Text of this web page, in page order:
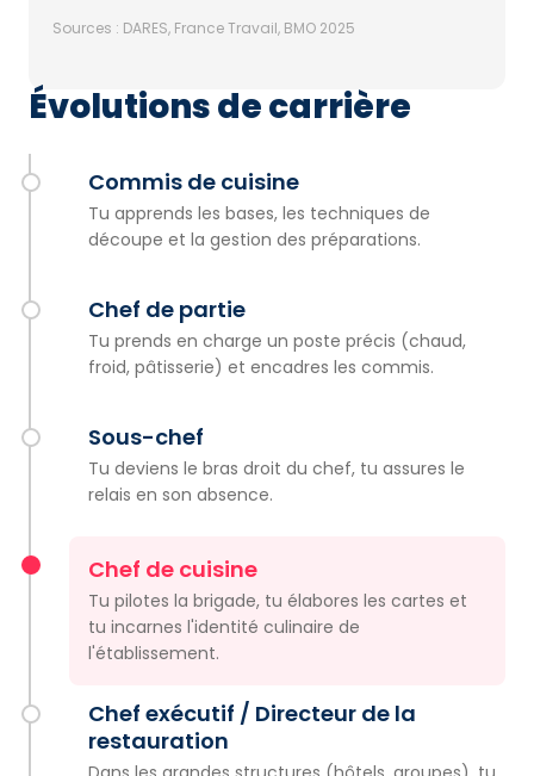
Sources : DARES, France Travail, BMO 2025
Évolutions de carrière
Commis de cuisine
Tu apprends les bases, les techniques de
découpe et la gestion des préparations.
Chef de partie
Tu prends en charge un poste précis (chaud,
froid, pâtisserie) et encadres les commis.
Sous-chef
Tu deviens le bras droit du chef, tu assures le
relais en son absence.
Chef de cuisine
Tu pilotes la brigade, tu élabores les cartes et
tu incarnes l'identité culinaire de
l'établissement.
Chef exécutif / Directeur de la
restauration